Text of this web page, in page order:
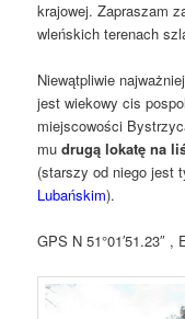
krajowej. Zapraszam
wleńskich terenach
Niewątpliwie
jest wiekowy cis
miejscowości
mudrugą lokatę na
(starszy od niego jest
Lubańskim).
GPS N 51°01′51.23″ ,